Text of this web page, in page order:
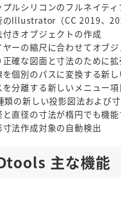
プルシリコンのフルネイティ
のIllustrator（CC 2019、
付きオブジェクトの作成
ヤーの縮尺に合わせてオブ
正確な図面と寸法のために
を個別のパスに変換する新
を分離する新しいメニュー項
類の新しい投影図法および
と直径の寸法が楕円でも機
寸法作成対象の自動検出
主な機能